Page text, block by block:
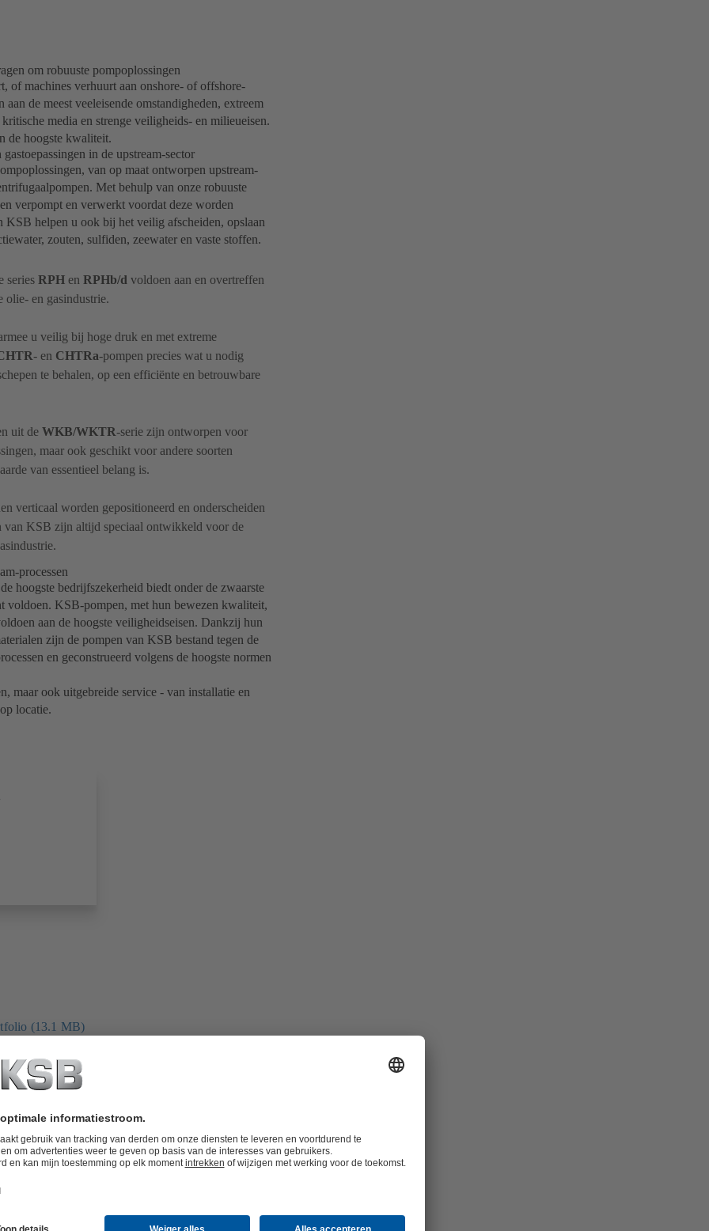
om robuuste pompoplossingen
of machines verhuurt aan onshore- of offshore-
de meest veeleisende omstandigheden, extreem
media en strenge veiligheids- en milieueisen.
de hoogste kwaliteit.
in de upstream-sector
van op maat ontworpen upstream-
Met behulp van onze robuuste
verpompt en verwerkt voordat deze worden
KSB helpen u ook bij het veilig afscheiden, opslaan
zouten, sulfiden, zeewater en vaste stoffen.
series RPH en RPHb/d voldoen aan en overtreffen
olie- en gasindustrie.
u veilig bij hoge druk en met extreme
- en CHTRa-pompen precies wat u nodig
te behalen, op een efficiënte en betrouwbare
uit de WKB/WKTR-serie zijn ontworpen voor
maar ook geschikt voor andere soorten
van essentieel belang is.
verticaal worden gepositioneerd en onderscheiden
van KSB zijn altijd speciaal ontwikkeld voor de
processen
hoogste bedrijfszekerheid biedt onder de zwaarste
voldoen. KSB-pompen, met hun bewezen kwaliteit,
aan de hoogste veiligheidseisen. Dankzij hun
zijn de pompen van KSB bestand tegen de
en geconstrueerd volgens de hoogste normen
maar ook uitgebreide service - van installatie en
locatie.
(13.1 MB)
I Automation